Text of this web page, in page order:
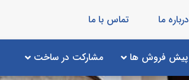
درباره ما تماس با ما
پیش فروش ها مشارکت در ساخت